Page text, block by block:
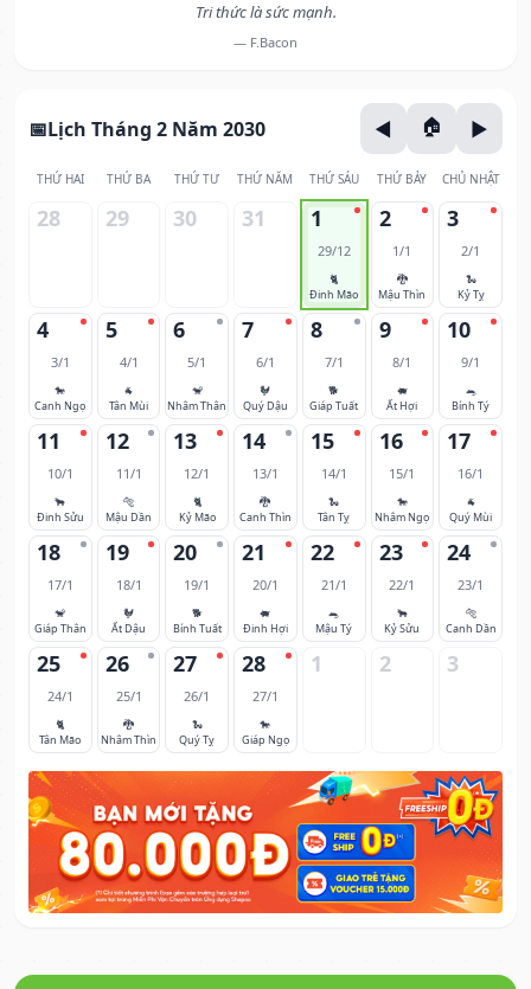
Tri thức là sức mạnh.
— F.Bacon
Lịch Tháng 2 Năm 2030
THỨ HAI THỨ BA THỨ TƯ THỨ NĂM THỨ SÁU THỨ BẢY CHỦ NHẬT
28 29 30 31 1
29/12
🐈
Đinh Mão
2
1/1
🐉
Mậu Thìn
3
2/1
🐍
Kỷ Tỵ
4
3/1
🐎
Canh Ngọ
5
4/1
🐐
Tân Mùi
6
5/1
🐒
Nhâm Thân
7
6/1
🐓
Quý Dậu
8
7/1
🐕
Giáp Tuất
9
8/1
🐖
Ất Hợi
10
9/1
🐀
Bính Tý
11
10/1
🐂
Đinh Sửu
12
11/1
🐅
Mậu Dần
13
12/1
🐈
Kỷ Mão
14
13/1
🐉
Canh Thìn
15
14/1
🐍
Tân Tỵ
16
15/1
🐎
Nhâm Ngọ
17
16/1
🐐
Quý Mùi
18
17/1
🐒
Giáp Thân
19
18/1
🐓
Ất Dậu
20
19/1
🐕
Bính Tuất
21
20/1
🐖
Đinh Hợi
22
21/1
🐀
Mậu Tý
23
22/1
🐂
Kỷ Sửu
24
23/1
🐅
Canh Dần
25
24/1
🐈
Tân Mão
26
25/1
🐉
Nhâm Thìn
27
26/1
🐍
Quý Tỵ
28
27/1
🐎
Giáp Ngọ
1 2 3